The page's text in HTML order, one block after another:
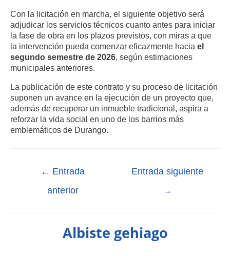
Con la licitación en marcha, el siguiente objetivo será
adjudicar los servicios técnicos cuanto antes para iniciar
la fase de obra en los plazos previstos, con miras a que
la intervención pueda comenzar eficazmente hacia el
segundo semestre de 2026, según estimaciones
municipales anteriores.
La publicación de este contrato y su proceso de licitación
suponen un avance en la ejecución de un proyecto que,
además de recuperar un inmueble tradicional, aspira a
reforzar la vida social en uno de los barrios más
emblemáticos de Durango.
← Entrada
anterior
Entrada siguiente
→
Albiste gehiago